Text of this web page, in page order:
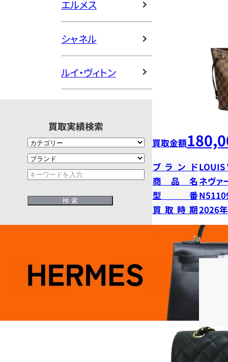
エルメス
シャネル
ルイ・ヴィトン
買取実績検索
買取金額
ブランドLOUIS
商品名 ネヴァ
型番
買取時期2026